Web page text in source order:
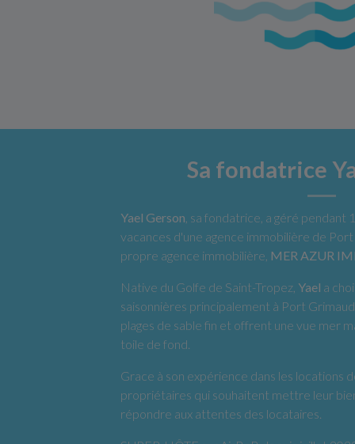
Sa fondatrice
Yael Gerson , sa fondatrice, a géré pendant
vacances d'une agence immobilière de
propre agence immobilière, MER AZUR
Native du Golfe de Saint-Tropez, Yael a
saisonnières principalement à Port
plages de sable fin et offrent une vue mer
toile de fond.
Grace à son expérience dans les locations
propriétaires qui souhaitent mettre leur
répondre aux attentes des locataires.